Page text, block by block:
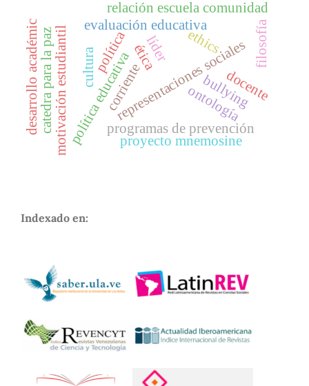
representaciones sociales
líder
política educativaprogramas de prevención
motivación estudiantil evaluación educativa
políticaética ethics
relación escuela comunidad
corriente
filosofía
catedra para la paz
proyecto mnemosine
desarrollo académic ontología
bullying
docente
cultura
Indexado en: